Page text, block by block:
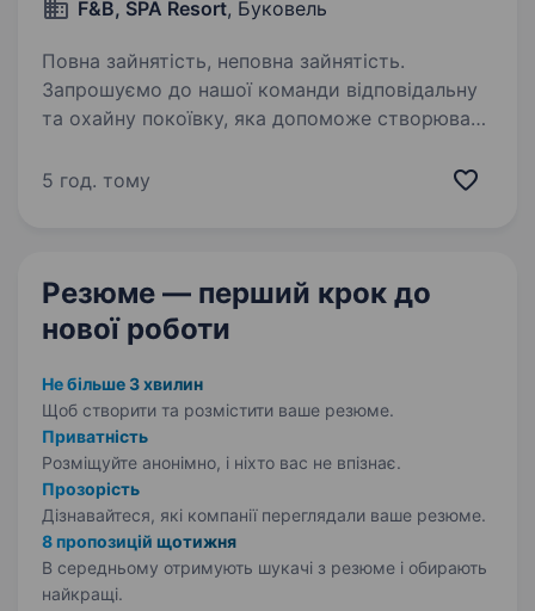
F&B, SPA Resort, Буковель
Повна зайнятість, неповна зайнятість.
Запрошуємо до нашої команди відповідальну
та охайну покоївку, яка допоможе створювати
відповідальність та уважність до деталей;
5 год. тому
Резюме — перший крок до
нової роботи
Не більше 3 хвилин
Щоб створити та розмістити ваше резюме.
Приватність
Розміщуйте анонімно, і ніхто вас не впізнає.
Прозорість
Дізнавайтеся, які компанії переглядали ваше резюме.
8 пропозицій щотижня
В середньому отримують шукачі з резюме і обирають
найкращі.